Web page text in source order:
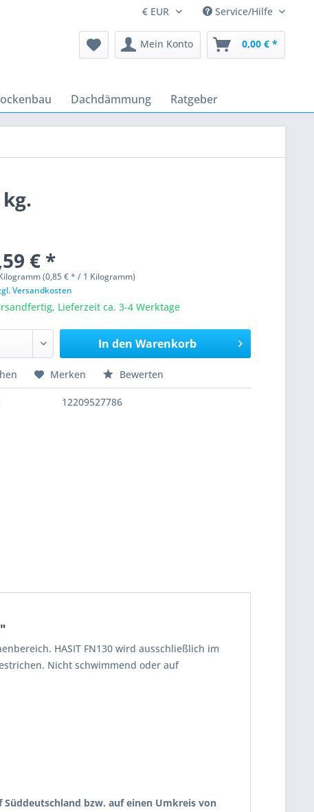
Service/Hilfe
Mein Konto 0,00 € *
Dachdämmung Ratgeber
€ *
(0,85 € * / 1 Kilogramm)
Versandkosten
Lieferzeit ca. 3-4 Werktage
In den Warenkorb
Merken Bewerten
12209527786
HASIT FN130 wird ausschließlich im
Nicht schwimmend oder auf
bzw. auf einen Umkreis von